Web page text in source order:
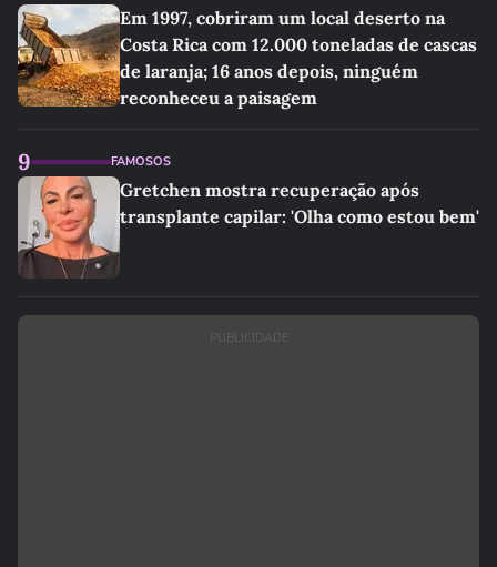
Em 1997, cobriram um local deserto na
Costa Rica com 12.000 toneladas de cascas
de laranja; 16 anos depois, ninguém
reconheceu a paisagem
9 FAMOSOS
Gretchen mostra recuperação após
transplante capilar: 'Olha como estou bem'
PUBLICIDADE